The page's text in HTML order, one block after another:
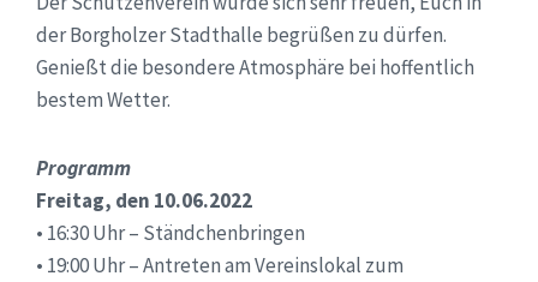
der Borgholzer Stadthalle begrüßen zu dürfen.
Genießt die besondere Atmosphäre bei hoffentlich
bestem Wetter.
Programm
Freitag, den 10.06.2022
• 16:30 Uhr – Ständchenbringen
• 19:00 Uhr – Antreten am Vereinslokal zum